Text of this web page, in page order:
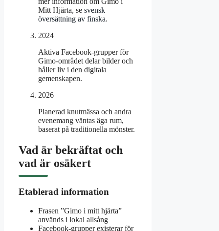
Mitt Hjärta, se svensk
översättning av finska.
2024
Aktiva Facebook-grupper för
Gimo-området delar bilder och
håller liv i den digitala
gemenskapen.
2026
Planerad knutmässa och andra
evenemang väntas äga rum,
baserat på traditionella mönster.
Vad är bekräftat och
vad är osäkert
Etablerad information
Frasen ”Gimo i mitt hjärta”
används i lokal allsång
Facebook-grupper existerar för